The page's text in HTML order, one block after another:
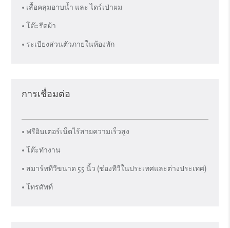
• เสื้อคลุมอาบน้ำ และ ไดร์เป่าผม
• โต๊ะรีดผ้า
• ระเบียงส่วนตัวภายในห้องพัก
การเชื่อมต่อ
• ฟรีอินเตอร์เน็ตไร้สายความเร็วสูง
• โต๊ะทำงาน
• สมาร์ททีวีขนาด 55 นิ้ว (ช่องทีวีในประเทศและต่างประเทศ)
• โทรศัพท์